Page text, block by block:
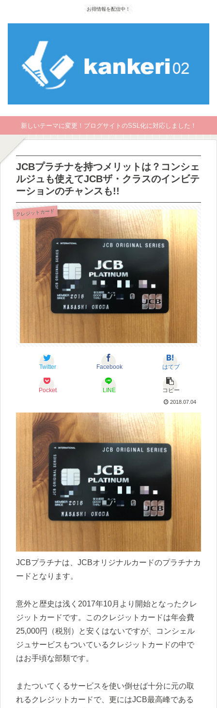
お得情報を配信中！
新しいテーマに変更！ブログサイトのSSL化に対応しました！
JCBプラチナを持つメリットは？コンシェ
ルジュも使えてJCBザ・クラスのインビテ
ーションのチャンスも!!
クレジットカード
Twitter Facebook はてブ
Pocket LINE コピー
2018.07.04
JCBプラチナは、JCBオリジナルカードのプラチナカ
ードとなります。
意外と歴史は浅く2017年10月より開始となったクレ
ジットカードです。このクレジットカードは年会費
25,000円（税別）と安くはないですが、コンシェル
ジュサービスもついているクレジットカードの中で
はお手頃な部類です。
またついてくるサービスを使い倒せば十分に元の取
れるクレジットカードで、更にはJCB最高峰である